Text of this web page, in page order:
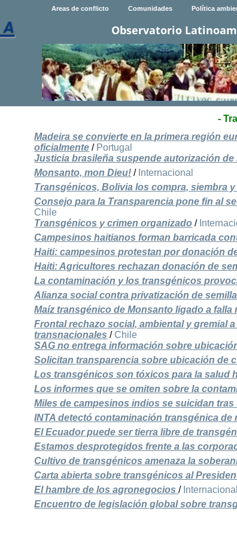
Areas de conflicto Comunidades Política
Observatorio
-
Madeira se convierte en la primera región
oficialmente / Portugal
Justicia brasileña suspende autorización
Monsanto, mon Dieu! / Internacional
Transgénicos, Bolivia los compra, siembra
Consejo para la Transparencia pone fin al
Chile
Transgénicos y crimen organizado /
Campesinos haitianos forman barricada
Haiti: campesinos protestan por donación
Haiti: Agricultores rechazan donación de
La contaminación y los transgénicos
Alianza social contra privatización de
Maíz transgénico de Monsanto ligado a falla
Frontal rechazo social, ambiental y gremial
transnacionales / Chile
SAG no entrega información sobre
Solicitan transparencia sobre ubicación de
Los transgénicos son tóxicos para la salud
Los informes que se omiten sobre la
Miles de campesinos indios se suicidan
INTA detectó contaminación transgénica
El Ecuador puede ser tierra libre de
Estamos desprotegidos frente a las
Cultivo de transgénicos amenaza la
Carta abierta sobre transgénicos al
El hambre de los agronegocios/ Internacional
Encuentro de legislación global sobre